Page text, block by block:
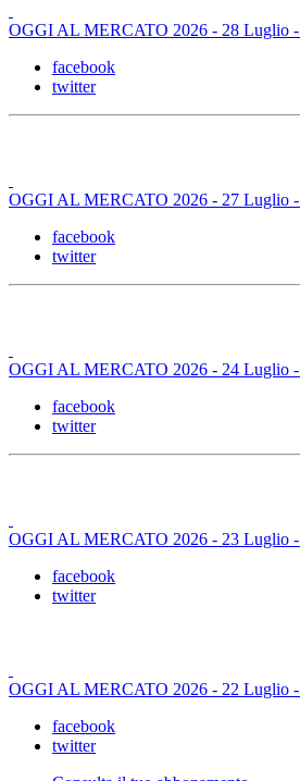
OGGI AL MERCATO 2026 - 28 Luglio -
facebook
twitter
OGGI AL MERCATO 2026 - 27 Luglio -
facebook
twitter
OGGI AL MERCATO 2026 - 24 Luglio -
facebook
twitter
OGGI AL MERCATO 2026 - 23 Luglio -
facebook
twitter
OGGI AL MERCATO 2026 - 22 Luglio -
facebook
twitter